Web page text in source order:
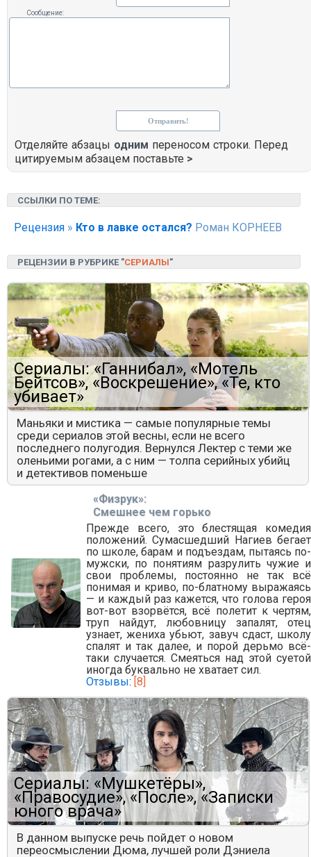
Сообщение:
Отделяйте абзацы одним переносом строки. Перед
цитируемым абзацем поставьте >
ССЫЛКИ ПО ТЕМЕ:
Рецензия » Кто в лавке остался? Роман КОРНЕЕВ
РЕЦЕНЗИИ В РУБРИКЕ "СЕРИАЛЫ"
Сериалы: «Ганнибал», «Мотель
Бейтсов», «Воскрешение», «Те, кто
убивает»
Маньяки и мистика — самые популярные темы
среди сериалов этой весны, если не всего
последнего полугодия. Вернулся Лектер с теми же
оленьими рогами, а с ним — толпа серийных убийц
и детективов поменьше
«Физрук»:
Смешнее чем горько
Прежде всего, это блестящая комедия
положений. Сумасшедший Нагиев бегает
по школе, барам и подъездам, пытаясь по-
мужски, по понятиям разрулить чужие и
свои проблемы, постоянно не так всё
понимая и криво, по-блатному выражаясь
— и каждый раз кажется, что голова героя
вот-вот взорвётся, всё полетит к чертям,
труп найдут, любовницу запалят, отец
узнает, жениха убьют, завуч сдаст, школу
спалят и так далее, и порой дерьмо всё-
таки случается. Смеяться над этой суетой
иногда буквально не хватает сил.
Отзывы: [8]
Сериалы: «Мушкетёры»,
«Правосудие», «После», «Записки
юного врача»
В данном выпуске речь пойдет о новом
переосмыслении Дюма, лучшей роли Дэниела